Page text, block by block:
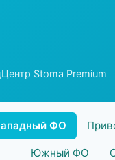
Stoma Premium
ФО
Южный ФО